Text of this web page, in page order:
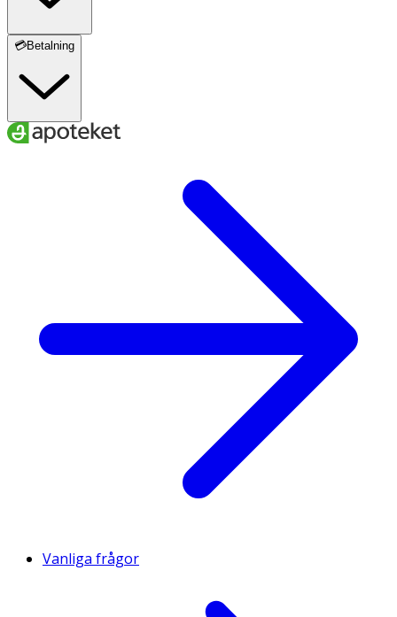
💳Betalning
Vanliga frågor